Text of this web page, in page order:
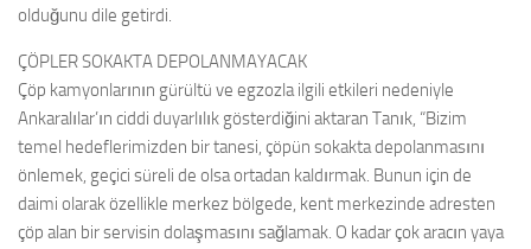
olduğunu dile getirdi.
ÇÖPLER SOKAKTA DEPOLANMAYACAK
Çöp kamyonlarının gürültü ve egzozla ilgili etkileri nedeniyle
Ankaralılar’ın ciddi duyarlılık gösterdiğini aktaran Tanık, “Bizim
temel hedeflerimizden bir tanesi, çöpün sokakta depolanmasını
önlemek, geçici süreli de olsa ortadan kaldırmak. Bunun için de
daimi olarak özellikle merkez bölgede, kent merkezinde adresten
çöp alan bir servisin dolaşmasını sağlamak. O kadar çok aracın yaya